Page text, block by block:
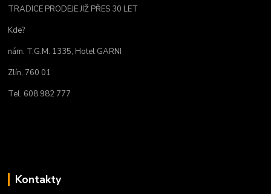
TRADICE PRODEJE JIŽ PŘES 30 LET
Kde?
nám. T.G.M. 1335, Hotel GARNI
Zlín, 760 01
Tel. 608 982 777
Kontakty